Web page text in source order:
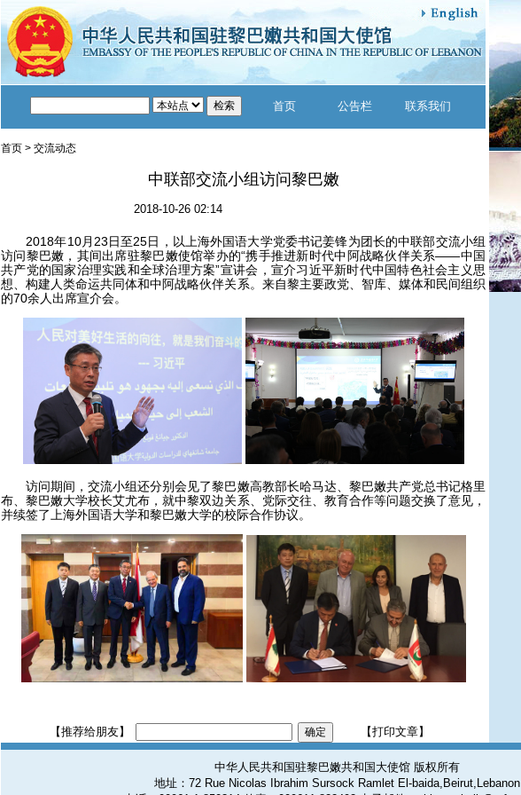
首页 公告栏 联系我们
首页 > 交流动态
中联部交流小组访问黎巴嫩
2018-10-26 02:14
2018年10月23日至25日，以上海外国语大学党委书记姜锋为团长的中联部交流小组
访问黎巴嫩，其间出席驻黎巴嫩使馆举办的“携手推进新时代中阿战略伙伴关系——中国
共产党的国家治理实践和全球治理方案”宣讲会，宣介习近平新时代中国特色社会主义思
想、构建人类命运共同体和中阿战略伙伴关系。来自黎主要政党、智库、媒体和民间组织
的70余人出席宣介会。
访问期间，交流小组还分别会见了黎巴嫩高教部长哈马达、黎巴嫩共产党总书记格里
布、黎巴嫩大学校长艾尤布，就中黎双边关系、党际交往、教育合作等问题交换了意见，
并续签了上海外国语大学和黎巴嫩大学的校际合作协议。
【推荐给朋友】 【打印文章】
中华人民共和国驻黎巴嫩共和国大使馆 版权所有
地址：72 Rue Nicolas Ibrahim Sursock Ramlet El-baida,Beirut,Lebanon